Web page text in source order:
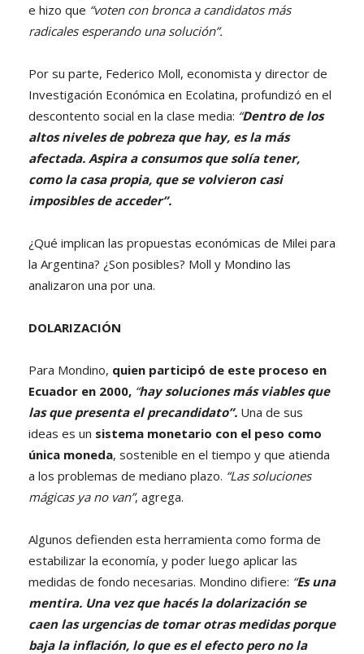
e hizo que “voten con bronca a candidatos más
radicales esperando una solución”.
Por su parte, Federico Moll, economista y director de
Investigación Económica en Ecolatina, profundizó en el
descontento social en la clase media: “Dentro de los
altos niveles de pobreza que hay, es la más
afectada. Aspira a consumos que solía tener,
como la casa propia, que se volvieron casi
imposibles de acceder”.
¿Qué implican las propuestas económicas de Milei para
la Argentina? ¿Son posibles? Moll y Mondino las
analizaron una por una.
DOLARIZACIÓN
Para Mondino, quien participó de este proceso en
Ecuador en 2000, “hay soluciones más viables que
las que presenta el precandidato”. Una de sus
ideas es un sistema monetario con el peso como
única moneda, sostenible en el tiempo y que atienda
a los problemas de mediano plazo. “Las soluciones
mágicas ya no van”, agrega.
Algunos defienden esta herramienta como forma de
estabilizar la economía, y poder luego aplicar las
medidas de fondo necesarias. Mondino difiere: “Es una
mentira. Una vez que hacés la dolarización se
caen las urgencias de tomar otras medidas porque
baja la inflación, lo que es el efecto pero no la